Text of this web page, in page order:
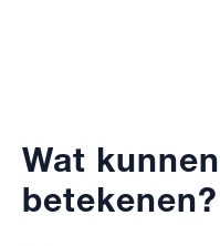
Wat
betekenen?